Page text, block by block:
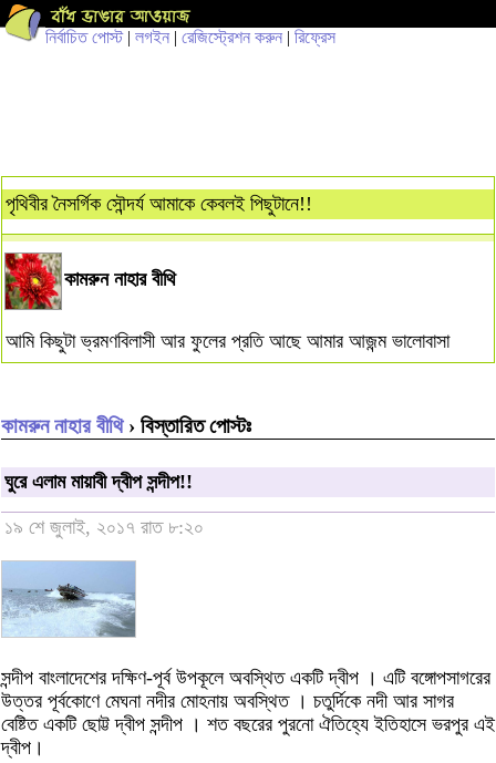
নির্বাচিত পোস্ট| লগইন | রেজিস্ট্রেশন করুন | রিফ্রেস
পৃথিবীর নৈসর্গিক সৌন্দর্য আমাকে কেবলই পিছুটানে!!
কামরুন নাহার বীথি
আমি কিছুটা ভ্রমণবিলাসী আর ফুলের প্রতি আছে আমার আজন্ম ভালোবাসা
কামরুন নাহার বীথি› বিস্তারিত পোস্টঃ
ঘুরে এলাম মায়াবী দ্বীপ সন্দীপ!!
১৯ শে জুলাই, ২০১৭ রাত ৮:২০
সন্দীপ বাংলাদেশের দক্ষিণ-পূর্ব উপকূলে অবস্থিত একটি দ্বীপ । এটি বঙ্গোপসাগরের
উত্তর পূর্বকোণে মেঘনা নদীর মোহনায় অবস্থিত । চতুর্দিকে নদী আর সাগর
বেষ্টিত একটি ছোট্ট দ্বীপ সন্দীপ । শত বছরের পুরনো ঐতিহ্যে ইতিহাসে ভরপুর এই
দ্বীপ।